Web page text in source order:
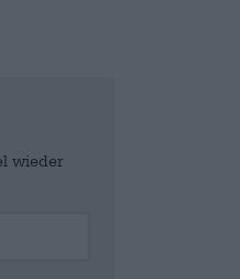
wieder